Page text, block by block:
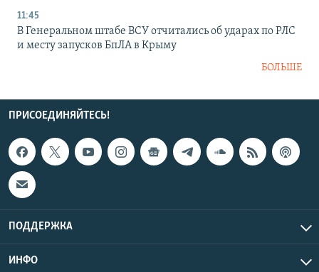
11:45
В Генеральном штабе ВСУ отчитались об ударах по РЛС
и месту запусков БпЛА в Крыму
БОЛЬШЕ
ПРИСОЕДИНЯЙТЕСЬ!
ПОДДЕРЖКА
ИНФО